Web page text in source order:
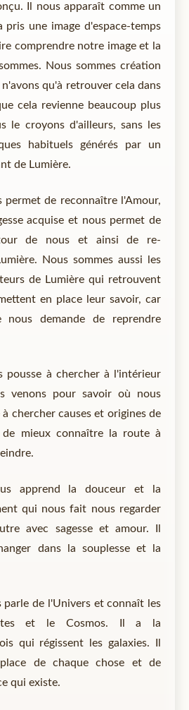
Il nous apparaît comme un
une image d'espace-temps
comprendre notre image et la
Nous sommes création
qu'à retrouver cela dans
cela revienne beaucoup plus
le croyons d'ailleurs, sans les
habituels générés par un
de Lumière.
permet de reconnaître l'Amour,
acquise et nous permet de
de nous et ainsi de re-
Nous sommes aussi les
de Lumière qui retrouvent
en place leur savoir, car
demande de reprendre
pousse à chercher à l'intérieur
venons pour savoir où nous
chercher causes et origines de
mieux connaître la route à
apprend la douceur et la
qui nous fait nous regarder
avec sagesse et amour. Il
dans la souplesse et la
de l'Univers et connaît les
et le Cosmos. Il a la
qui régissent les galaxies. Il
de chaque chose et de
qui existe.